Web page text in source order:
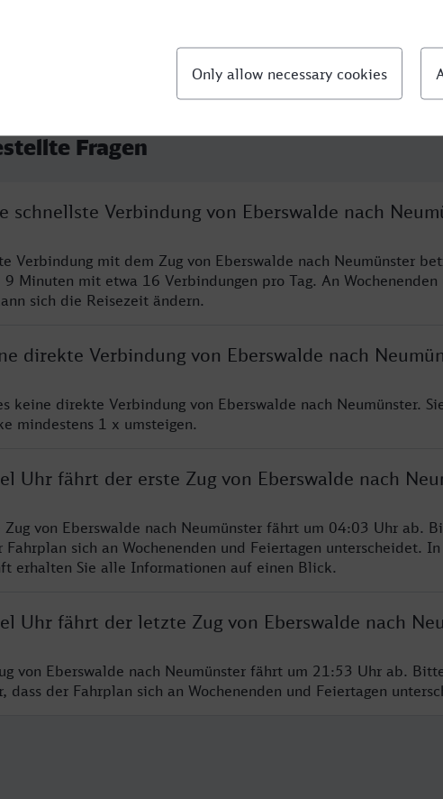
Fragen
schnellste Verbindung von Eberswalde nach
Verbindung mit dem Zug von Eberswalde nach Neumünster
9 Minuten mit etwa 16 Verbindungen pro Tag. An Wochenenden
sich die Reisezeit ändern.
direkte Verbindung von Eberswalde nach
keine direkte Verbindung von Eberswalde nach Neumünster.
mindestens 1 x umsteigen.
Uhr fährt der erste Zug von Eberswalde nach
Zug von Eberswalde nach Neumünster fährt um 04:03 Uhr ab.
Fahrplan sich an Wochenenden und Feiertagen unterscheidet.
erhalten Sie alle Informationen auf einen Blick.
Uhr fährt der letzte Zug von Eberswalde nach
von Eberswalde nach Neumünster fährt um 21:53 Uhr ab.
dass der Fahrplan sich an Wochenenden und Feiertagen